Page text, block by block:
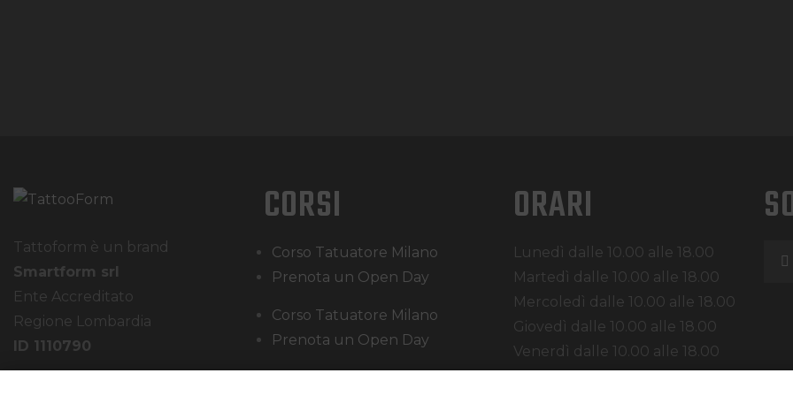
Tattoform è un brand
Smartform srl
Ente Accreditato
Regione Lombardia
ID 1110790
CORSI
Corso Tatuatore Milano
Prenota un Open Day
Corso Tatuatore Milano
Prenota un Open Day
ORARI
Lunedì dalle 10.00 alle 18.00
Martedì dalle 10.00 alle 18.00
Mercoledì dalle 10.00 alle 18.00
Giovedì dalle 10.00 alle 18.00
Venerdì dalle 10.00 alle 18.00